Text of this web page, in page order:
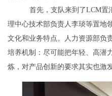
首先，支队来到了LCM置
理中心技术部负责人李琰等置地
文化和业务特点。人力资源部负
培养机制：尽可能把年轻、高潜
炼，对产品创新的要求其实也激